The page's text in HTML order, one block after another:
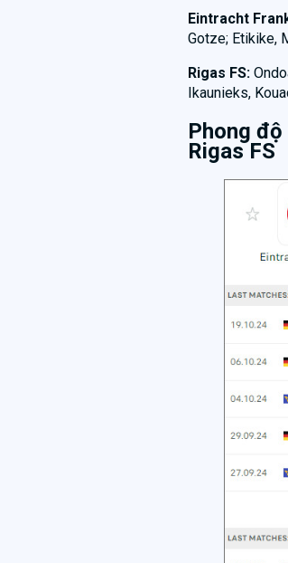
Eintracht
Gotze; Etikike,
Rigas FS:
Ikaunieks,
Phong
Rigas FS